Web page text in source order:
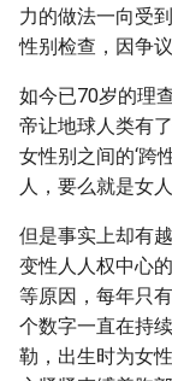
力的做法一向受
性别检查，因争
如今已70岁的理
帝让地球人类有
女性别之间的‘跨
人，要么就是女
但是事实上却有
变性人人权中心
等原因，每年只
个数字一直在持
勒，出生时为女